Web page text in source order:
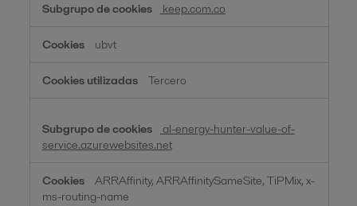
keep.com.co
ubvt
Tercero
al-energy-hunter-value-of-
service.azurewebsites.net
ARRAffinity, ARRAffinitySameSite, TiPMix, x-
ms-routing-name